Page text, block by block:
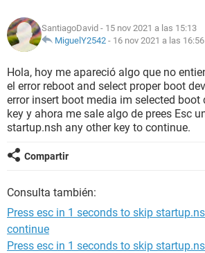
SantiagoDavid - 15 nov 2021 a las 15:13
MiguelY2542 - 16 nov 2021 a las 16:56
Hola, hoy me apareció algo que no
el error reboot and select proper boot
error insert boot media im selected boot
key y ahora me sale algo de prees Esc
startup.nsh any other key to continue.
Compartir
Consulta también:
Press esc in 1 seconds to skip
continue
Press esc in 1 seconds to skip